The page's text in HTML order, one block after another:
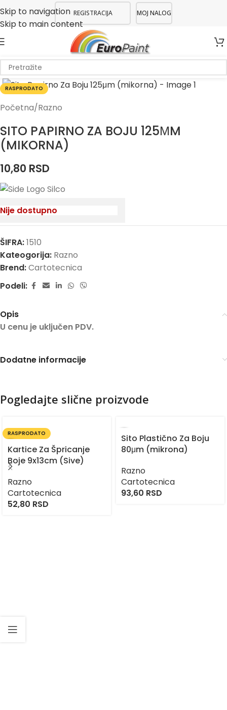
Skip to navigation
Skip to main content
REGISTRACIJA MOJ NALOG
RASPRODATO
Početna/Razno
SITO PAPIRNO ZA BOJU 125ΜM
(MIKORNA)
10,80 RSD
Nije dostupno
ŠIFRA:1510
Kateogorija: Razno
Brend:Cartotecnica
Podeli:
Opis
U cenu je uključen PDV.
Dodatne informacije
Pogledajte slične proizvode
RASPRODATO
Kartice Za Špricanje
Boje 9x13cm (Sive)
Razno
Cartotecnica
52,80 RSD
Sito Plastično Za Boju
80μm (mikrona)
Razno
Cartotecnica
93,60 RSD